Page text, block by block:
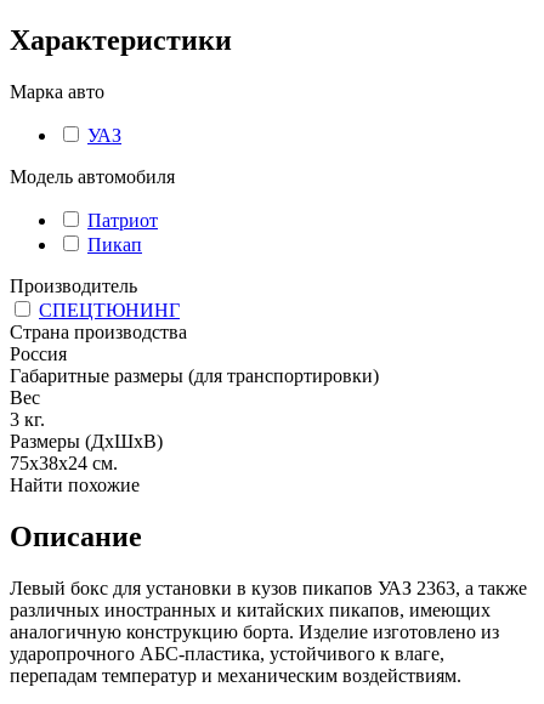
Характеристики
Марка авто
УАЗ
Модель автомобиля
Патриот
Пикап
Производитель
СПЕЦТЮНИНГ
Страна производства
Россия
Габаритные размеры (для транспортировки)
Вес
3 кг.
Размеры (ДхШхВ)
75х38х24 см.
Найти похожие
Описание
Левый бокс для установки в кузов пикапов УАЗ 2363, а также
различных иностранных и китайских пикапов, имеющих
аналогичную конструкцию борта. Изделие изготовлено из
ударопрочного АБС-пластика, устойчивого к влаге,
перепадам температур и механическим воздействиям.